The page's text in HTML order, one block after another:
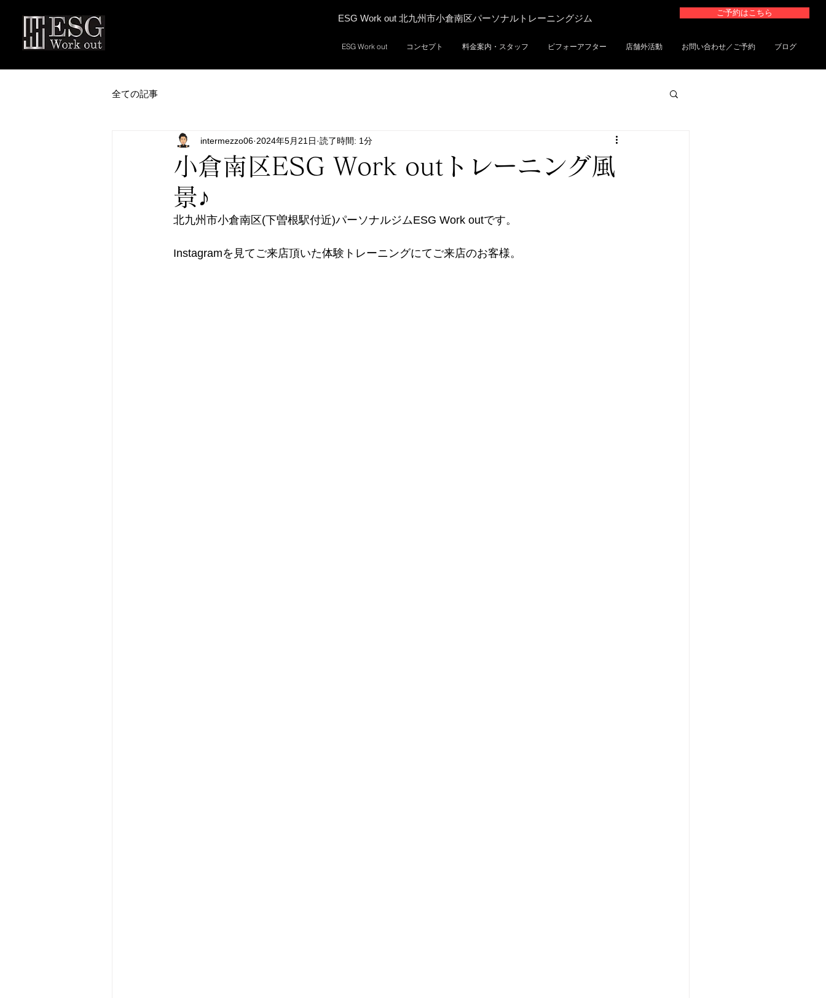
ESG Work out 北九州市小倉南区パーソナルトレーニングジム
ご予約はこちら
ESG Work out コンセプト 料金案内・スタッフ ビフォーアフター 店舗外活動 お問い合わせ／ご予約 ブログ
全ての記事
小倉南区ESG Work outトレーニング風
景♪
intermezzo06 2024年5月21日 読了時間: 1分
北九州市小倉南区(下曽根駅付近)パーソナルジムESG Work outです。
Instagramを見てご来店頂いた体験トレーニングにてご来店のお客様。